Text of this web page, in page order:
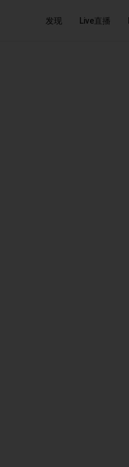
发现 Live直播